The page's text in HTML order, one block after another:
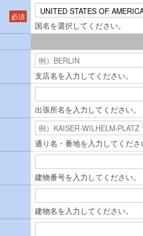
必須
国名を選択してください。
支店名を入力してください。
出張所名を入力してください。
通り名・番地を入力してくださ
建物番号を入力してください。
建物名を入力してください。